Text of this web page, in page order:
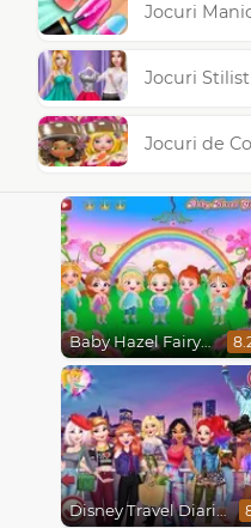
Jocuri
Jocuri Stilist
Jocuri de
Baby Hazel Fairyland Ballet
Disney Travel Diaries: City Break